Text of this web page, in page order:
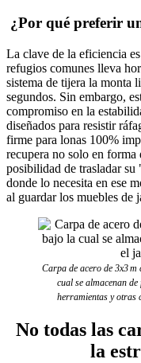
¿Por qué preferir
La clave de la eficiencia
refugios comunes lleva
sistema de tijera la monta
segundos. Sin embargo,
compromiso en la
diseñados para resistir
firme para lonas 100%
recupera no solo en forma
posibilidad de trasladar su
donde lo necesita en ese
al guardar los muebles de
Carpa de acero de 3x3
cual se almacenan
herramientas y otras
No todas las
la